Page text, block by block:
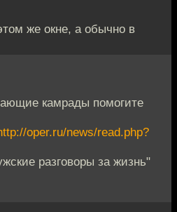
же окне, а обычно в
камрады помогите
oper.ru/news/read.php?
разговоры за жизнь"